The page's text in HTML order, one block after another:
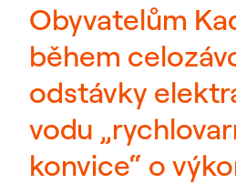
Obyvatelům
během
odstávky
vodu
konvice“ o